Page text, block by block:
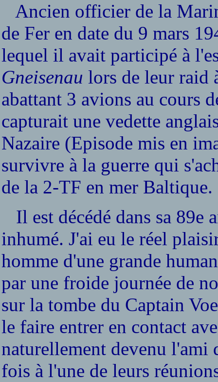
Ancien officier de la
de Fer en date du 9 mars
lequel il avait participé à
Gneisenau lors de leur raid
abattant 3 avions au cours
capturait une vedette
Nazaire (Episode mis en
survivre à la guerre qui
de la 2-TF en mer Baltique.
Il est décédé dans sa 89e
inhumé. J'ai eu le réel
homme d'une grande
par une froide journée de
sur la tombe du Captain
le faire entrer en contact
naturellement devenu l'ami
fois à l'une de leurs